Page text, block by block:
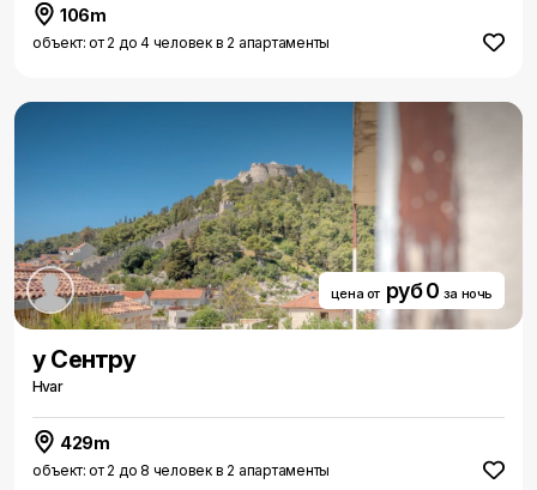
106m
объект: от 2 до 4 человек в 2 апартаменты
цена от руб 0 за ночь
у Cентру
Hvar
429m
объект: от 2 до 8 человек в 2 апартаменты